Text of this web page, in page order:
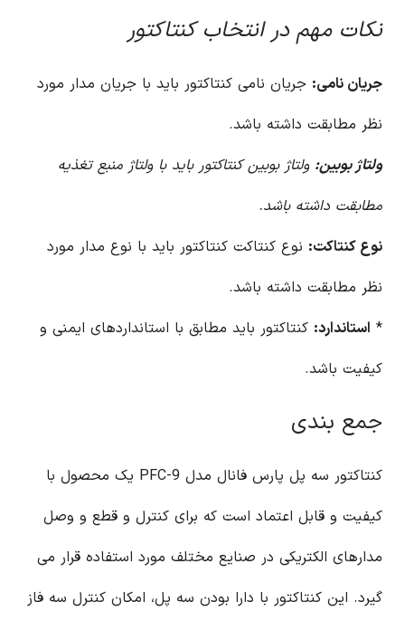
نکات مهم در انتخاب کنتاکتور
جریان نامی: جریان نامی کنتاکتور باید با جریان مدار مورد
نظر مطابقت داشته باشد.
ولتاژ بوبین: ولتاژ بوبین کنتاکتور باید با ولتاژ منبع تغذیه
مطابقت داشته باشد.
نوع کنتاکت: نوع کنتاکت کنتاکتور باید با نوع مدار مورد
نظر مطابقت داشته باشد.
* استاندارد: کنتاکتور باید مطابق با استانداردهای ایمنی و
کیفیت باشد.
جمع بندی
کنتاکتور سه پل پارس فانال مدل PFC-9 یک محصول با
کیفیت و قابل اعتماد است که برای کنترل و قطع و وصل
مدارهای الکتریکی در صنایع مختلف مورد استفاده قرار می
گیرد. این کنتاکتور با دارا بودن سه پل، امکان کنترل سه فاز